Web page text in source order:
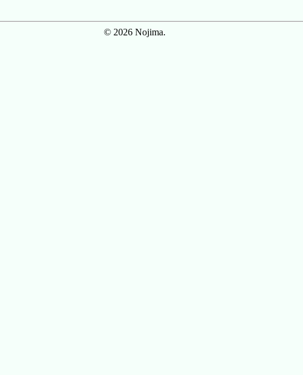
© 2026 Nojima.